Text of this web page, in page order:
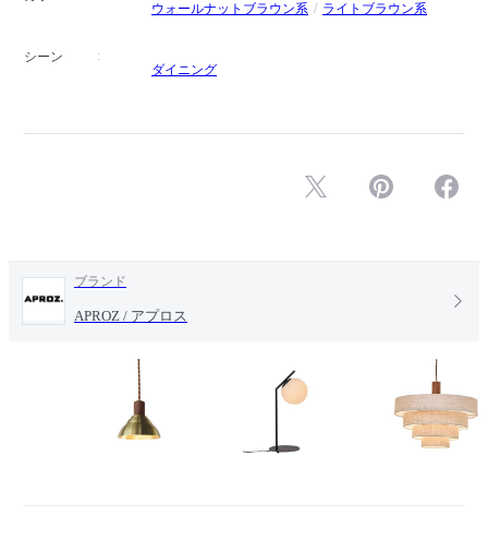
ウォールナットブラウン系
ライトブラウン系
シーン
ダイニング
ブランド
APROZ / アプロス